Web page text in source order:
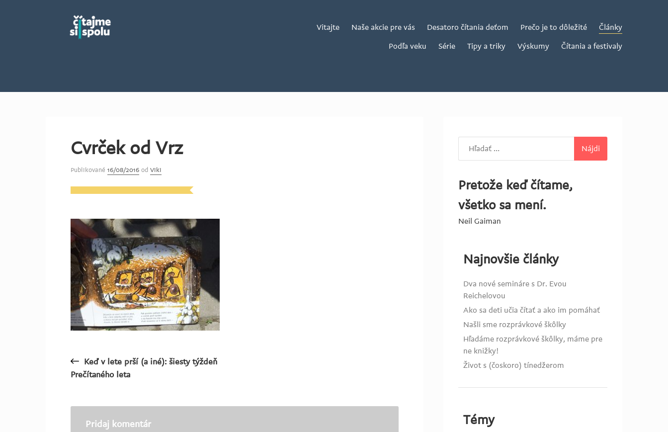
Vitajte Naše akcie pre vás Desatoro čítania deťom Prečo je to dôležité
Články
Podľa veku
Série Tipy a triky Výskumy Čítania a festivaly
Cvrček od Vrz
Publikované 16/08/2016 od Viki
Navigácia
Keď v lete prší (a iné): šiesty týždeň
Prečítaného leta
Pridaj komentár
Pretože keď čítame,
všetko sa mení.
Neil Gaiman
Najnovšie články
Dva nové semináre s Dr. Evou
Reichelovou
Ako sa deti učia čítať a ako im pomáhať
Našli sme rozprávkové škôlky
Hľadáme rozprávkové škôlky, máme pre
ne knižky!
Život s (čoskoro) tínedžerom
Témy